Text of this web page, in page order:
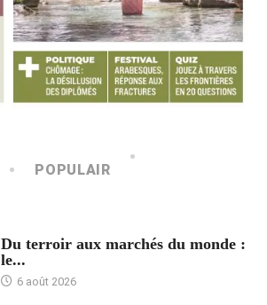
POPULAIR
Du terroir aux marchés du monde :
le...
6 août 2026